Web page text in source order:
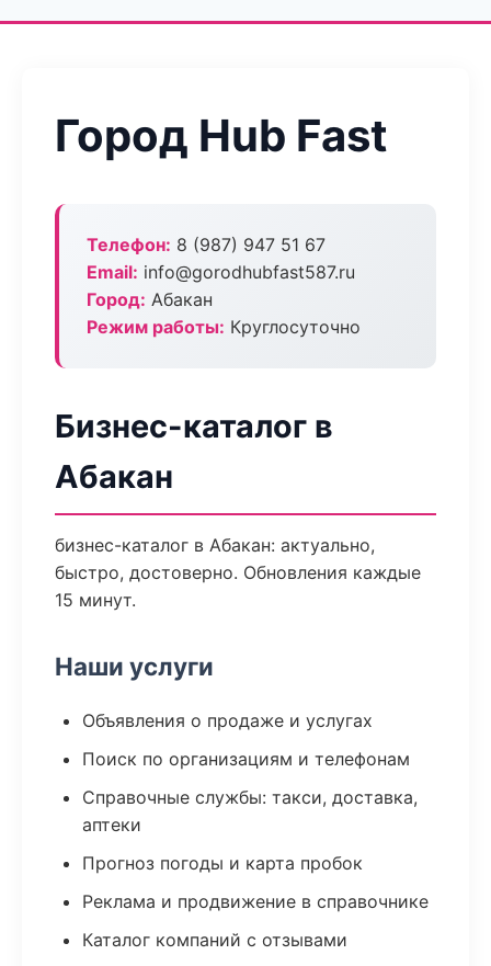
Город Hub Fast
Телефон: 8 (987) 947 51 67
Email: info@gorodhubfast587.ru
Город: Абакан
Режим работы: Круглосуточно
Бизнес-каталог в
Абакан
бизнес-каталог в Абакан: актуально,
быстро, достоверно. Обновления каждые
15 минут.
Наши услуги
Объявления о продаже и услугах
Поиск по организациям и телефонам
Справочные службы: такси, доставка,
аптеки
Прогноз погоды и карта пробок
Реклама и продвижение в справочнике
Каталог компаний с отзывами